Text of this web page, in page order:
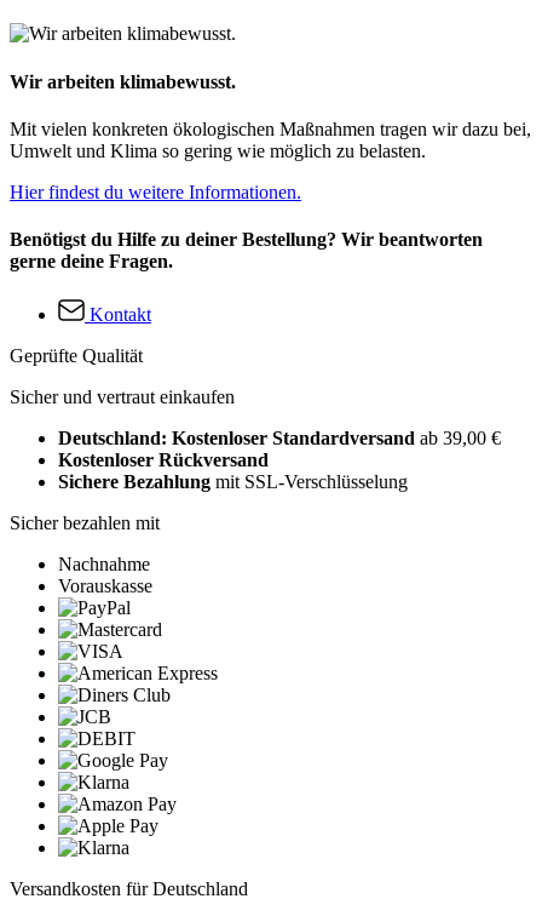
Wir arbeiten klimabewusst.
Mit vielen konkreten ökologischen Maßnahmen tragen wir dazu bei,
Umwelt und Klima so gering wie möglich zu belasten.
Hier findest du weitere Informationen.
Benötigst du Hilfe zu deiner Bestellung? Wir beantworten
gerne deine Fragen.
Kontakt
Geprüfte Qualität
Sicher und vertraut einkaufen
Deutschland: Kostenloser Standardversand ab 39,00 €
Kostenloser Rückversand
Sichere Bezahlung mit SSL-Verschlüsselung
Sicher bezahlen mit
Nachnahme
Vorauskasse
Versandkosten für Deutschland